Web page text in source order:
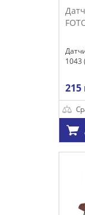
Датчик спидометра
FOTON 1043 (3.7),
Датчик спидометра
В
Добавить в